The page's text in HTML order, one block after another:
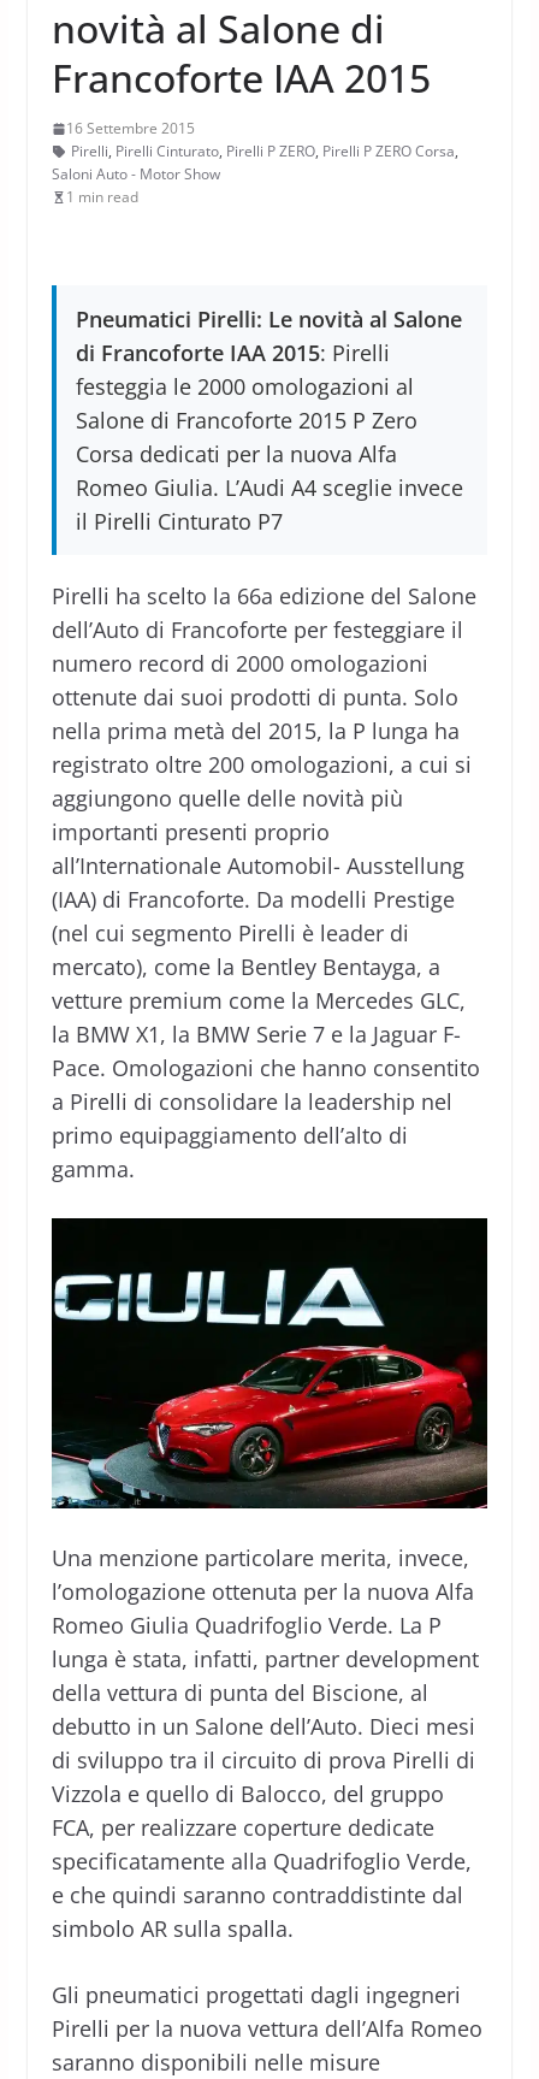
novità al Salone di
Francoforte IAA 2015
16 Settembre 2015
Pirelli, Pirelli Cinturato, Pirelli P ZERO, Pirelli P ZERO Corsa,
Saloni Auto - Motor Show
1 min read
Pneumatici Pirelli: Le novità al Salone
di Francoforte IAA 2015: Pirelli
festeggia le 2000 omologazioni al
Salone di Francoforte 2015 P Zero
Corsa dedicati per la nuova Alfa
Romeo Giulia. L’Audi A4 sceglie invece
il Pirelli Cinturato P7
Pirelli ha scelto la 66a edizione del Salone
dell’Auto di Francoforte per festeggiare il
numero record di 2000 omologazioni
ottenute dai suoi prodotti di punta. Solo
nella prima metà del 2015, la P lunga ha
registrato oltre 200 omologazioni, a cui si
aggiungono quelle delle novità più
importanti presenti proprio
all’Internationale Automobil- Ausstellung
(IAA) di Francoforte. Da modelli Prestige
(nel cui segmento Pirelli è leader di
mercato), come la Bentley Bentayga, a
vetture premium come la Mercedes GLC,
la BMW X1, la BMW Serie 7 e la Jaguar F-
Pace. Omologazioni che hanno consentito
a Pirelli di consolidare la leadership nel
primo equipaggiamento dell’alto di
gamma.
Una menzione particolare merita, invece,
l’omologazione ottenuta per la nuova Alfa
Romeo Giulia Quadrifoglio Verde. La P
lunga è stata, infatti, partner development
della vettura di punta del Biscione, al
debutto in un Salone dell’Auto. Dieci mesi
di sviluppo tra il circuito di prova Pirelli di
Vizzola e quello di Balocco, del gruppo
FCA, per realizzare coperture dedicate
specificatamente alla Quadrifoglio Verde,
e che quindi saranno contraddistinte dal
simbolo AR sulla spalla.
Gli pneumatici progettati dagli ingegneri
Pirelli per la nuova vettura dell’Alfa Romeo
saranno disponibili nelle misure